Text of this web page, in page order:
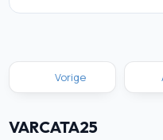
Vorige
VARCATA25